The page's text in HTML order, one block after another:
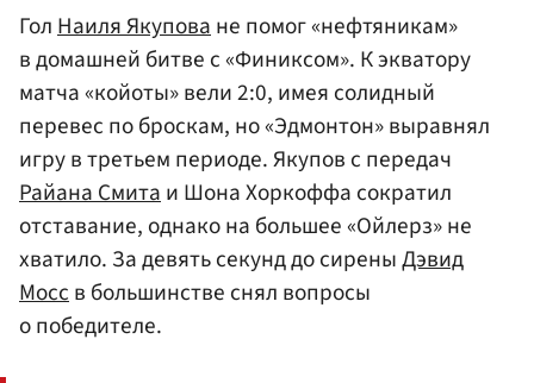
ГолНаиля Якуповане помог «нефтяникам»
в домашней битве с «Финиксом». К экватору
матча «койоты» вели 2:0, имея солидный
перевес по броскам, но «Эдмонтон» выравнял
игру в третьем периоде. Якупов с передач
Райана Смитаи Шона Хоркоффа сократил
отставание, однако на большее «Ойлерз» не
хватило. За девять секунд до сиреныДэвид
Моссв большинстве снял вопросы
о победителе.